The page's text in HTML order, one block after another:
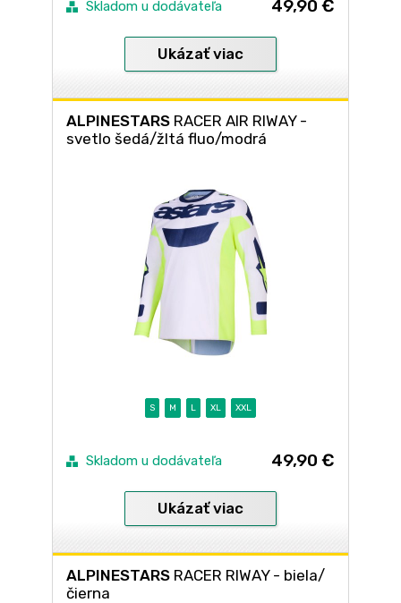
Skladom u dodávateľa 49,90 €
Ukázať viac
ALPINESTARS RACER AIR RIWAY -
svetlo šedá/žltá fluo/modrá
S M L XL XXL
Skladom u dodávateľa 49,90 €
Ukázať viac
ALPINESTARS RACER RIWAY - biela/
čierna